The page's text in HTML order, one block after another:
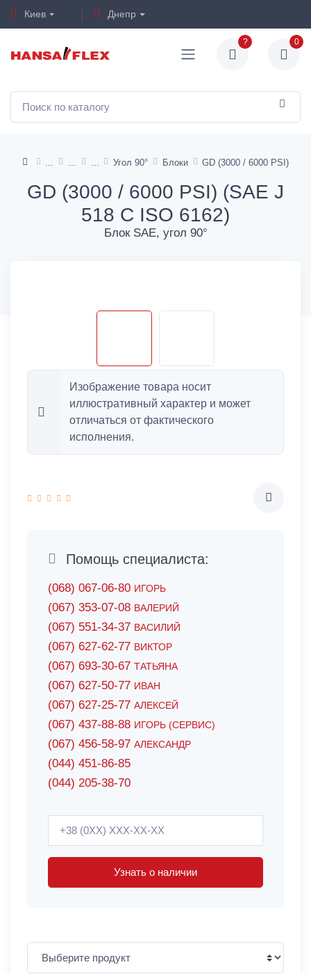
Киев Днепр
? 0
Угол 90° Блоки GD (3000 / 6000 PSI)
GD (3000 / 6000 PSI) (SAE J
518 C ISO 6162)
Блок SAE, угол 90°
Изображение товара носит
иллюстративный характер и может
отличаться от фактического
исполнения.
Помощь специалиста:
(068) 067-06-80 ИГОРЬ
(067) 353-07-08 ВАЛЕРИЙ
(067) 551-34-37 ВАСИЛИЙ
(067) 627-62-77 ВИКТОР
(067) 693-30-67 ТАТЬЯНА
(067) 627-50-77 ИВАН
(067) 627-25-77 АЛЕКСЕЙ
(067) 437-88-88 ИГОРЬ (СЕРВИС)
(067) 456-58-97 АЛЕКСАНДР
(044) 451-86-85
(044) 205-38-70
Узнать о наличии